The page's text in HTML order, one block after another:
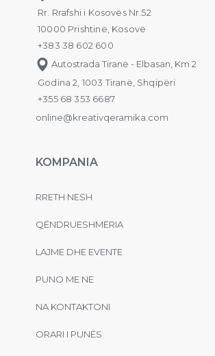
Rr. Rrafshi i Kosovës Nr.52
10000 Prishtinë, Kosovë
+383 38 602 600
Autostrada Tiranë - Elbasan, Km 2
Godina 2, 1003 Tiranë, Shqipëri
+355 68 353 6687
online@kreativqeramika.com
KOMPANIA
RRETH NESH
QËNDRUESHMËRIA
LAJME DHE EVENTE
PUNO ME NE
NA KONTAKTONI
ORARI I PUNËS